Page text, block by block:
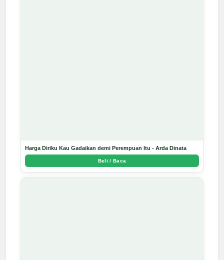
Harga Diriku Kau Gadaikan demi Perempuan Itu - Arda Dinata
Beli / Baca